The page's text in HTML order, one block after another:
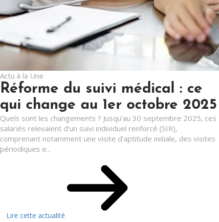
Actu à la Une
Réforme du suivi médical : ce
qui change au 1er octobre 2025
Quels sont les changements ? Jusqu’au 30 septembre 2025, ces
salariés relevaient d’un suivi individuel renforcé (SIR),
comprenant notamment une visite d’aptitude initiale, des visites
périodiques e...
Lire cette actualité